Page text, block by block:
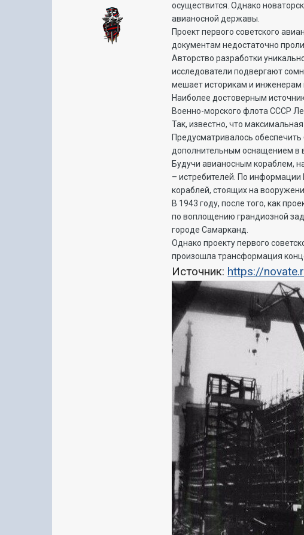
осуществится. Однако
авианосной державы.
Проект первого советского
документам недостаточно
Авторство разработки
исследователи подвергают
мешает историкам и инженерам
Наиболее достоверным
Военно-морского флота СССР
Так, известно, что
Предусматривалось
дополнительным оснащением в
Будучи авианосным кораблем,
– истребителей. По
кораблей, стоящих на
В 1943 году, после того, как
по воплощению грандиозной
городе Самарканд.
Однако проекту первого
произошла трансформация
Источник: https://